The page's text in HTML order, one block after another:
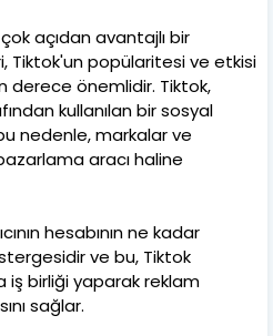
açıdan avantajlı bir
Tiktok'un popülaritesi ve etkisi
derece önemlidir. Tiktok,
kullanılan bir sosyal
nedenle, markalar ve
aracı haline
hesabının ne kadar
ve bu, Tiktok
iş birliği yaparak reklam
sağlar.